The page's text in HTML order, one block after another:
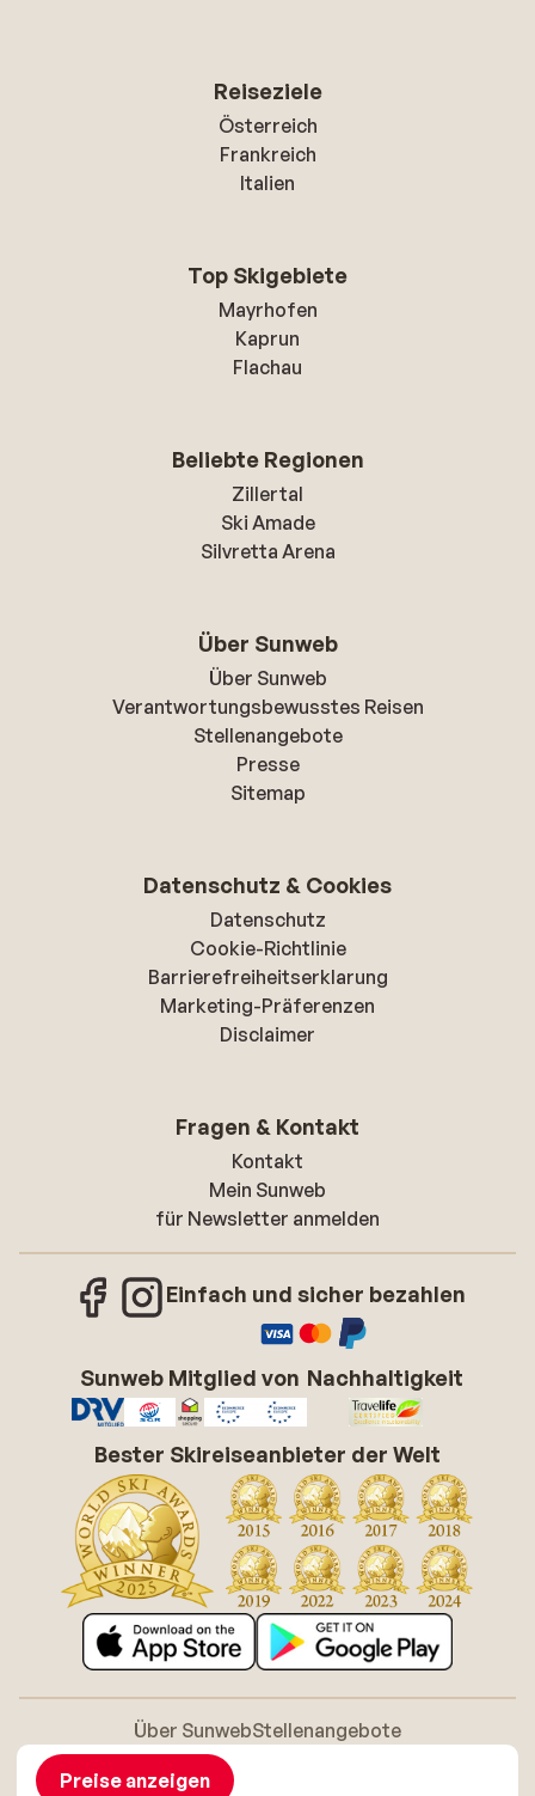
Preise anzeigen
Reiseziele
Österreich
Frankreich
Italien
Top Skigebiete
Mayrhofen
Kaprun
Flachau
Beliebte Regionen
Zillertal
Ski Amade
Silvretta Arena
Über Sunweb
Über Sunweb
Verantwortungsbewusstes Reisen
Stellenangebote
Presse
Sitemap
Datenschutz & Cookies
Datenschutz
Cookie-Richtlinie
Barrierefreiheitserklarung
Marketing-Präferenzen
Disclaimer
Fragen & Kontakt
Kontakt
Mein Sunweb
für Newsletter anmelden
Einfach und sicher bezahlen
Sunweb Mitglied von Nachhaltigkeit
Bester Skireiseanbieter der Welt
Über SunwebStellenangebote
Allgemeine Geschäftsbedingungen (AGB)
Cookie-RichtlinieBarrierefreiheitserklarung